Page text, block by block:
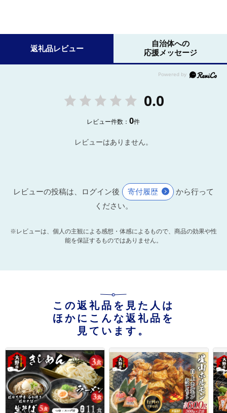
返礼品レビュー
自治体への
応援メッセージ
0.0
レビュー件数：0件
レビューはありません。
レビューの投稿は、ログイン後 寄付履歴
から行って
ください。
※レビューは、個人の主観による感想・体感によるもので、商品の効果や性
能を保証するものではありません。
この返礼品を見た人は
ほかにこんな返礼品を
見ています。